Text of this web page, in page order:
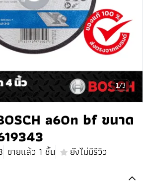
1/3
a60n bf ขนาด
ขายแล้ว 1 ชิ้น
ยังไม่มีรีวิว